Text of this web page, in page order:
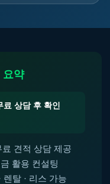
약
료 상담 후 확인
견적 상담 제공
활용 컨설팅
렌탈 · 리스 가능